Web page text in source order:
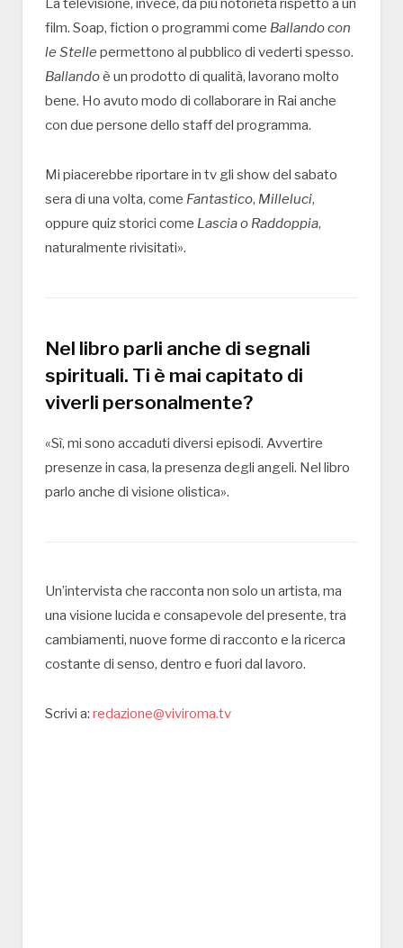
La televisione, invece, dà più notorietà rispetto a un
film. Soap, fiction o programmi come Ballando con
le Stelle permettono al pubblico di vederti spesso.
Ballandoè un prodotto di qualità, lavorano molto
bene. Ho avuto modo di collaborare in Rai anche
con due persone dello staff del programma.
Mi piacerebbe riportare in tv gli show del sabato
sera di una volta, come Fantastico, Milleluci,
oppure quiz storici come Lascia o Raddoppia,
naturalmente rivisitati».
Nel libro parli anche di segnali
spirituali. Ti è mai capitato di
viverli personalmente?
«Sì, mi sono accaduti diversi episodi. Avvertire
presenze in casa, la presenza degli angeli. Nel libro
parlo anche di visione olistica».
Un’intervista che racconta non solo un artista, ma
una visione lucida e consapevole del presente, tra
cambiamenti, nuove forme di racconto e la ricerca
costante di senso, dentro e fuori dal lavoro.
Scrivi a: redazione@viviroma.tv